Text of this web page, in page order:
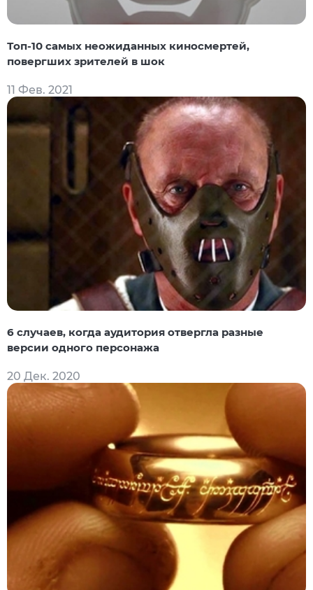
Топ-10 самых неожиданных киносмертей,
повергших зрителей в шок
11 Фев. 2021
6 случаев, когда аудитория отвергла разные
версии одного персонажа
20 Дек. 2020